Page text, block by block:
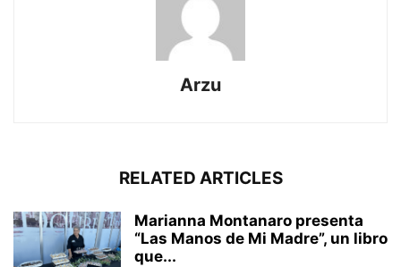
Arzu
RELATED ARTICLES
Marianna Montanaro presenta
“Las Manos de Mi Madre”, un libro
que...